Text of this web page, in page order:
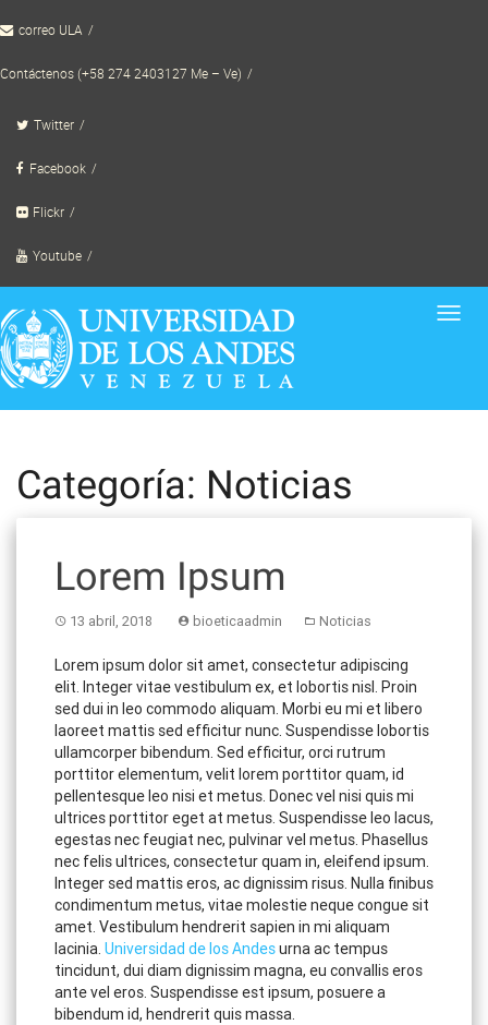
to correo ULA
Contáctenos (+58 274 2403127 Me – Ve)
Twitter
Facebook
Flickr
Youtube
Categoría: Noticias
Lorem Ipsum
13 abril, 2018 bioeticaadmin Noticias
Lorem ipsum dolor sit amet, consectetur adipiscing
elit. Integer vitae vestibulum ex, et lobortis nisl. Proin
sed dui in leo commodo aliquam. Morbi eu mi et libero
laoreet mattis sed efficitur nunc. Suspendisse lobortis
ullamcorper bibendum. Sed efficitur, orci rutrum
porttitor elementum, velit lorem porttitor quam, id
pellentesque leo nisi et metus. Donec vel nisi quis mi
ultrices porttitor eget at metus. Suspendisse leo lacus,
egestas nec feugiat nec, pulvinar vel metus. Phasellus
nec felis ultrices, consectetur quam in, eleifend ipsum.
Integer sed mattis eros, ac dignissim risus. Nulla finibus
condimentum metus, vitae molestie neque congue sit
amet. Vestibulum hendrerit sapien in mi aliquam
lacinia. Universidad de los Andesurna ac tempus
tincidunt, dui diam dignissim magna, eu convallis eros
ante vel eros. Suspendisse est ipsum, posuere a
bibendum id, hendrerit quis massa.